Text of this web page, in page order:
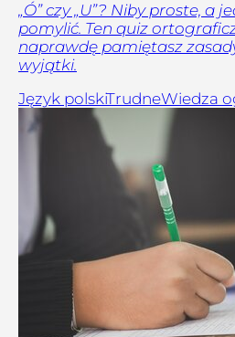
„Ó” czy „U”? Niby proste, a
pomylić. Ten quiz
naprawdę pamiętasz
wyjątki.
Język polskiTrudneWiedza